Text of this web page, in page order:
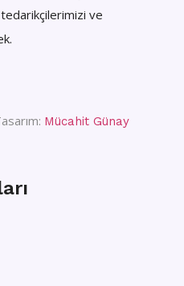
ve
Mücahit Günay